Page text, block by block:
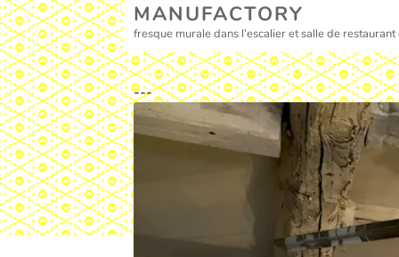
MANUFACTORY
fresque murale dans l’escalier et salle de
---